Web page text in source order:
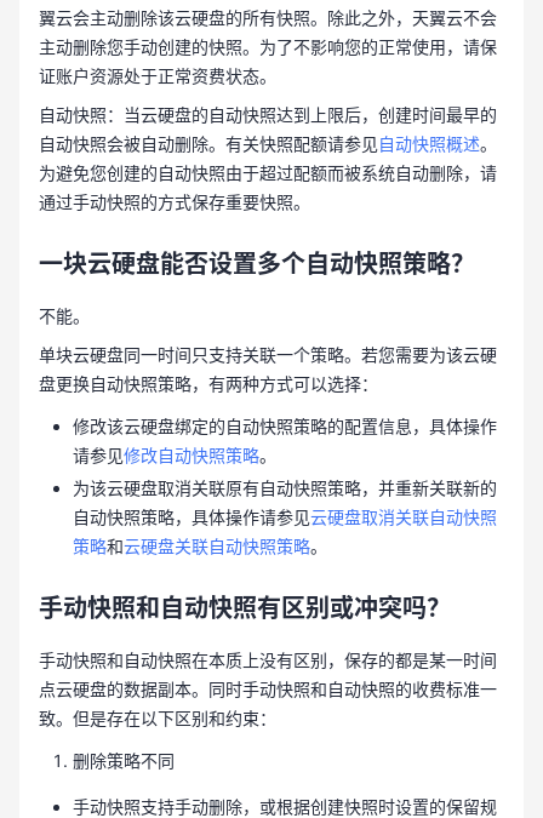
翼云会主动删除该云硬盘的所有快照。除此之外，天翼云不会
主动删除您手动创建的快照。为了不影响您的正常使用，请保
证账户资源处于正常资费状态。
自动快照：当云硬盘的自动快照达到上限后，创建时间最早的
自动快照会被自动删除。有关快照配额请参见自动快照概述。
为避免您创建的自动快照由于超过配额而被系统自动删除，请
通过手动快照的方式保存重要快照。
一块云硬盘能否设置多个自动快照策略？
不能。
单块云硬盘同一时间只支持关联一个策略。若您需要为该云硬
盘更换自动快照策略，有两种方式可以选择：
修改该云硬盘绑定的自动快照策略的配置信息，具体操作
请参见修改自动快照策略。
为该云硬盘取消关联原有自动快照策略，并重新关联新的
自动快照策略，具体操作请参见云硬盘取消关联自动快照
策略和云硬盘关联自动快照策略。
手动快照和自动快照有区别或冲突吗？
手动快照和自动快照在本质上没有区别，保存的都是某一时间
点云硬盘的数据副本。同时手动快照和自动快照的收费标准一
致。但是存在以下区别和约束：
删除策略不同
手动快照支持手动删除，或根据创建快照时设置的保留规